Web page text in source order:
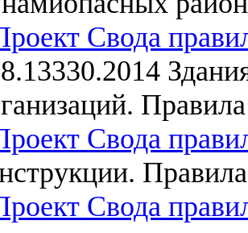
Свода
Свода
Свода